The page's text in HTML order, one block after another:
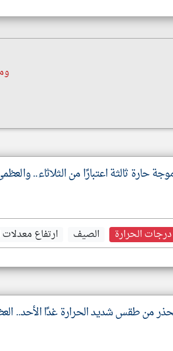
حارة ثالثة اعتبارًا من الثلاثاء.. والعظمى
درجات الحرارة الصيف ارتفاع معدلات
من طقس شديد الحرارة غدًا الأحد.. العظمى 41 درجة